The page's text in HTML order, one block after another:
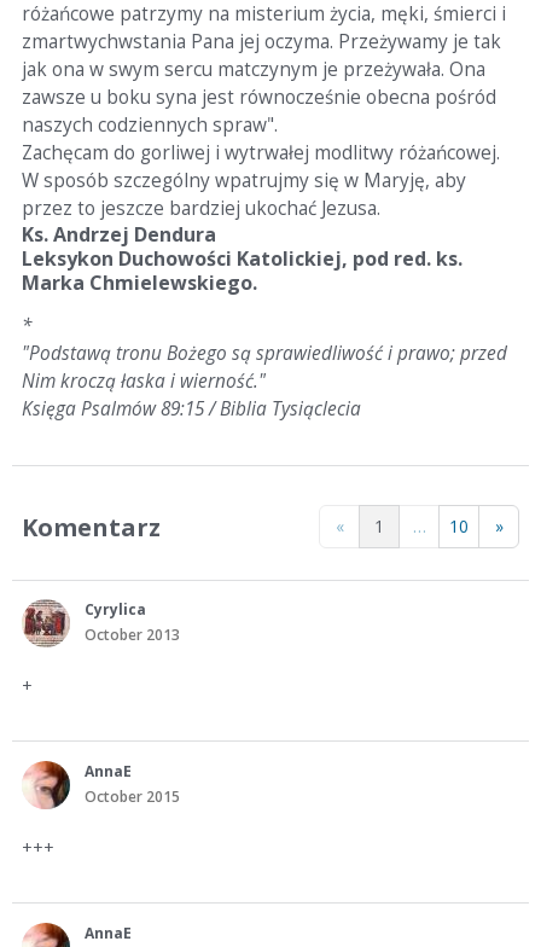
różańcowe patrzymy na misterium życia, męki, śmierci i
zmartwychwstania Pana jej oczyma. Przeżywamy je tak
jak ona w swym sercu matczynym je przeżywała. Ona
zawsze u boku syna jest równocześnie obecna pośród
naszych codziennych spraw".
Zachęcam do gorliwej i wytrwałej modlitwy różańcowej.
W sposób szczególny wpatrujmy się w Maryję, aby
przez to jeszcze bardziej ukochać Jezusa.
Ks. Andrzej Dendura
Leksykon Duchowości Katolickiej, pod red. ks.
Marka Chmielewskiego.
*
"Podstawą tronu Bożego są sprawiedliwość i prawo; przed
Nim kroczą łaska i wierność."
Księga Psalmów 89:15 / Biblia Tysiąclecia
« 1 … 10 »
Komentarz
Cyrylica
October 2013
+
AnnaE
October 2015
+++
AnnaE